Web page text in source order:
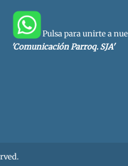
Pulsa para unirte a
'Comunicación Parroq. SJA'